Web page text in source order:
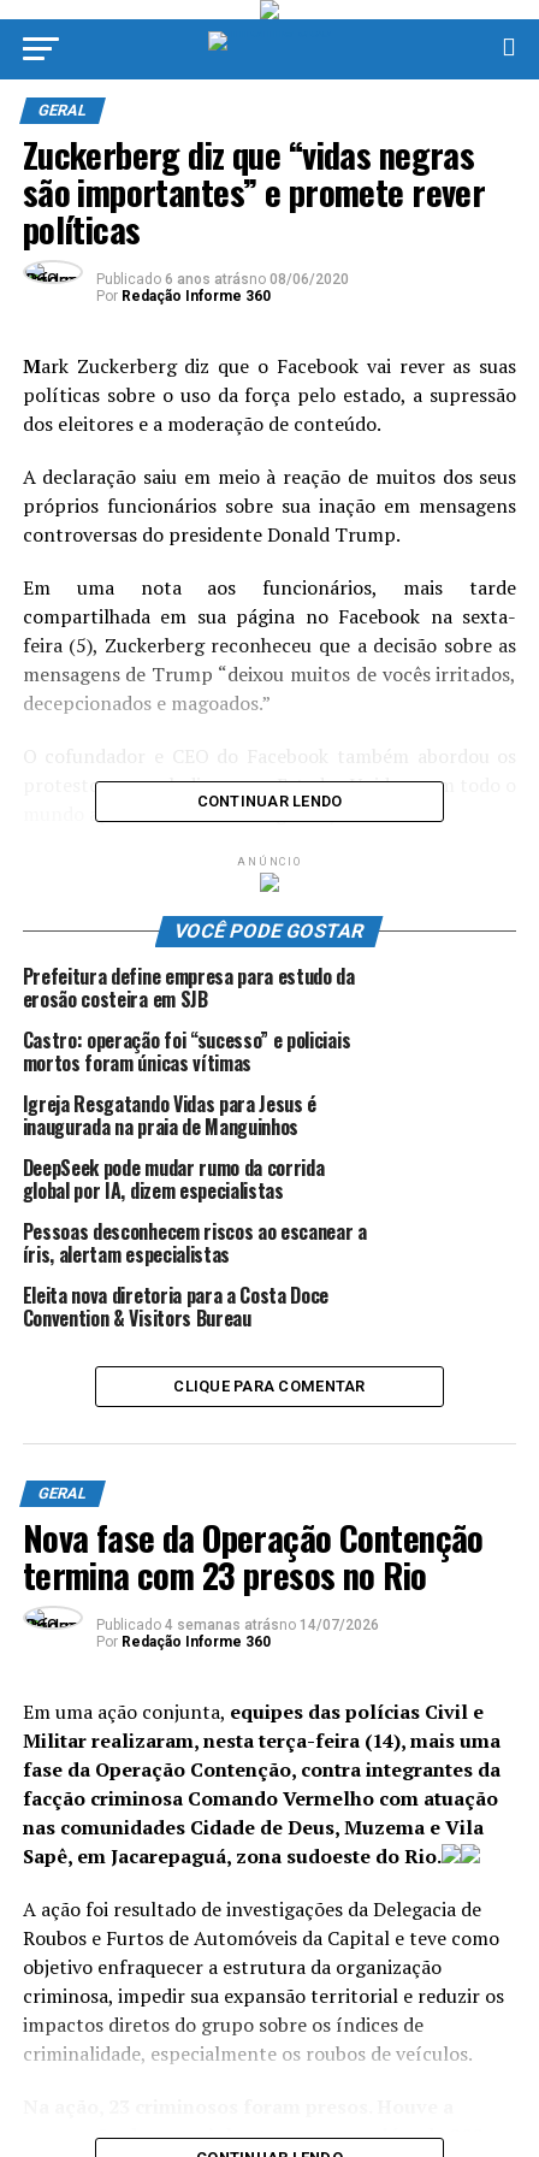
GERAL
Zuckerberg diz que “vidas negras
são importantes” e promete rever
políticas
Publicado 6 anos atrásno 08/06/2020
Por Redação Informe 360
Mark Zuckerberg diz que o Facebook vai rever as suas
políticas sobre o uso da força pelo estado, a supressão
dos eleitores e a moderação de conteúdo.
A declaração saiu em meio à reação de muitos dos seus
próprios funcionários sobre sua inação em mensagens
controversas do presidente Donald Trump.
Em uma nota aos funcionários, mais tarde
compartilhada em sua página no Facebook na sexta-
feira (5), Zuckerberg reconheceu que a decisão sobre as
mensagens de Trump “deixou muitos de vocês irritados,
decepcionados e magoados.”
O cofundador e CEO do Facebook também abordou os
protestos que eclodiram nos Estados Unidos e em todo o
mundo após a morte de George Floyd.
ANÚNCIO
vocês. Suas vidas importam. Vidas negras importam”,
escreveu.
Os comentários de Zuckerberg vieram dias depois de ele
ter hospedado um debate público com funcionários do
Facebook, alguns dos quais expressaram indignação com
a decisão da empresa de não tomar medidas contra
postagens de Trump – enquanto a plataforma rival
Uma dessas postagens se referia a cédulas de votação
“quando os saques começam, o tiroteio começa”. Ambas
foram rotuladas pelo Twitter por desrespeitar suas
políticas ao exaltar a violência.
De acordo com Zuckerberg, o Facebook revisará suas
políticas nessas duas frentes, especificamente “casos de
uso excessivo da polícia ou da força estatal” e “agitação
civil”, bem como “as realidades do voto em meio a uma
O CEO havia dito anteriormente que o Facebook
derrubaria qualquer publicação que incitasse violência –
não importasse o autor – em vez de colocar qualquer
tipo de rótulo de aviso nela.
disse que as políticas do Facebook atualmente não
CONTINUAR LENDO
ANÚNCIO
VOCÊ PODE GOSTAR
Prefeitura define empresa para estudo da
erosão costeira em SJB
Castro: operação foi “sucesso” e policiais
mortos foram únicas vítimas
Igreja Resgatando Vidas para Jesus é
inaugurada na praia de Manguinhos
DeepSeek pode mudar rumo da corrida
global por IA, dizem especialistas
Pessoas desconhecem riscos ao escanear a
íris, alertam especialistas
Eleita nova diretoria para a Costa Doce
Convention & Visitors Bureau
CLIQUE PARA COMENTAR
GERAL
Nova fase da Operação Contenção
termina com 23 presos no Rio
Publicado 4 semanas atrásno 14/07/2026
Por Redação Informe 360
Em uma ação conjunta, equipes das polícias Civil e
Militar realizaram, nesta terça-feira (14), mais uma
fase da Operação Contenção, contra integrantes da
facção criminosa Comando Vermelho com atuação
nas comunidades Cidade de Deus, Muzema e Vila
Sapê, em Jacarepaguá, zona sudoeste do Rio.
A ação foi resultado de investigações da Delegacia de
Roubos e Furtos de Automóveis da Capital e teve como
objetivo enfraquecer a estrutura da organização
criminosa, impedir sua expansão territorial e reduzir os
impactos diretos do grupo sobre os índices de
criminalidade, especialmente os roubos de veículos.
apreensão de material entorpecente, além de 200